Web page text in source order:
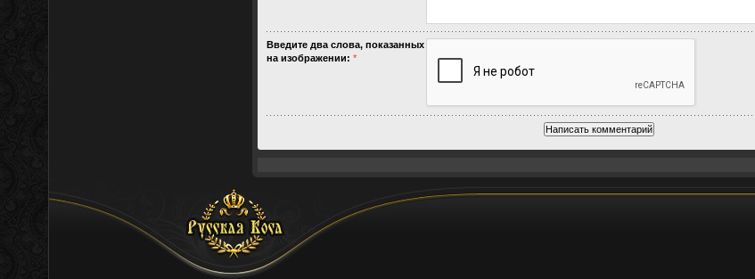
Введите два слова, показанных
на изображении: *
Русская Коса